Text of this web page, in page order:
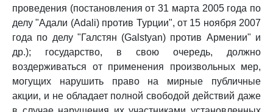
проведения (постановления от 31 марта 2005 года по
делу "Адали (Adali) против Турции", от 15 ноября 2007
года по делу "Галстян (Galstyan) против Армении" и
др.); государство, в свою очередь, должно
воздерживаться от применения произвольных мер,
могущих нарушить право на мирные публичные
акции, и не обладает полной свободой действий даже